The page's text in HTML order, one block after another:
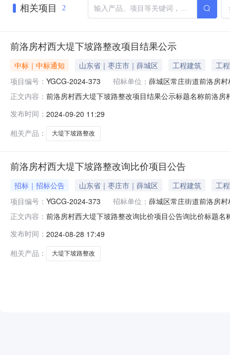
相关项目 2
前洛房村西大堤下坡路整改项目结果公示
中标｜中标通知 山东省｜枣庄市｜薛城区 工程建筑
工程
项目编号： YGCG-2024-373 招标单位： 薛城区常庄街道前洛房
正文内容： 前洛房村西大堤下坡路整改项目结果公示标题名称前洛
商：山东瀚超建筑劳务有限公司五、联系方式：1、采购
发布时间： 2024-09-20 11:29
相关产品：
大堤下坡路整改
前洛房村西大堤下坡路整改询比价项目公告
招标｜招标公告 山东省｜枣庄市｜薛城区 工程建筑
工程
项目编号： YGCG-2024-373 招标单位： 薛城区常庄街道前洛房
正文内容： 前洛房村西大堤下坡路整改询比价项目公告询比价标题
项目名称：前洛房村西大堤下坡路整改项目2、项目类别
应商资格条件
发布时间： 2024-08-28 17:49
相关产品：
大堤下坡路整改